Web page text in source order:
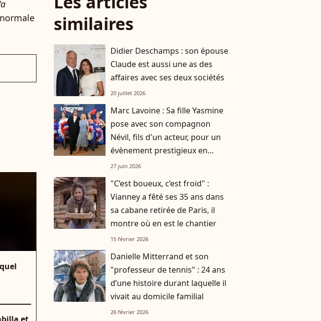
similaires
Didier Deschamps : son épouse
Claude est aussi une as des
affaires avec ses deux sociétés
20 juillet 2026
Marc Lavoine : Sa fille Yasmine
pose avec son compagnon
Névil, fils d'un acteur, pour un
évènement prestigieux en
famille
27 juin 2026
"C’est boueux, c’est froid" :
Vianney a fêté ses 35 ans dans
sa cabane retirée de Paris, il
montre où en est le chantier
15 février 2026
Danielle Mitterrand et son
"professeur de tennis" : 24 ans
d’une histoire durant laquelle il
vivait au domicile familial
26 février 2026